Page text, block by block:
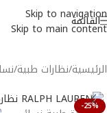
Skip to navigation
Skip to main content
القائمة
الرئيسية/نظارات طبية/
-25%